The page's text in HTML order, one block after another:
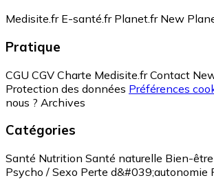
Medisite.fr E-santé.fr Planet.fr New
Pratique
CGU CGV Charte Medisite.fr Contact
Protection des données Préférences
nous ? Archives
Catégories
Santé Nutrition Santé naturelle Bien-
Psycho / Sexo Perte d&#039;autonomie